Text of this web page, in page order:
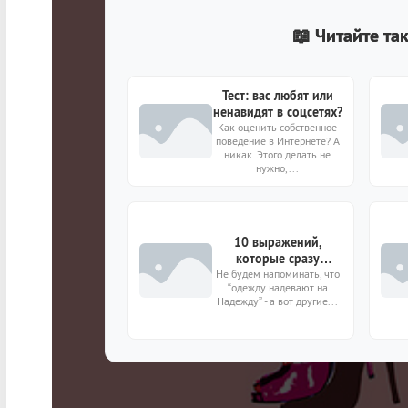
📖 Читайте
Тест: вас любят или
ненавидят в соцсетях?
Как оценить собственное
поведение в Интернете? А
никак. Этого делать не
нужно,...
10 выражений,
которые сразу
покажут, грамотный
ли вы человек
Не будем напоминать, что
“одежду надевают на
Надежду” - а вот другие...